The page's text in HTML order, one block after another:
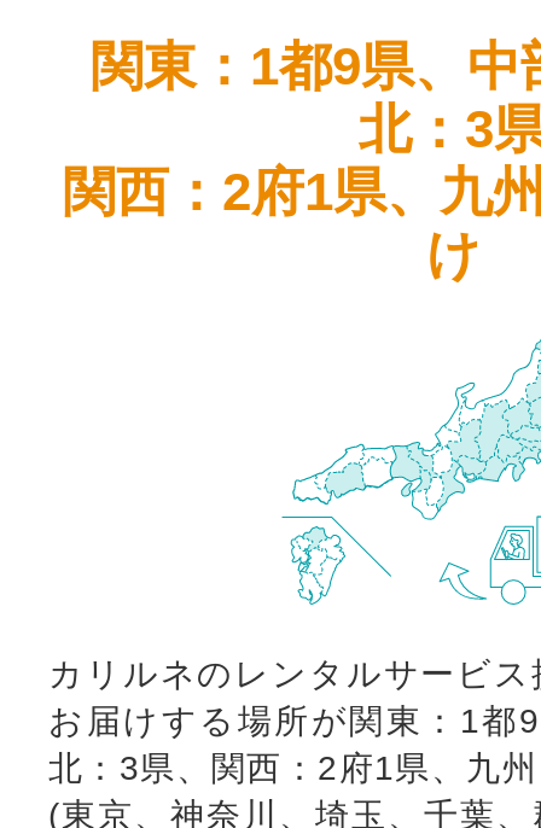
関東：1都9県、
北：3
関西：2府1県、九
け
カリルネのレンタルサービ
お届けする場所が関東：1都
北：3県、関西：2府1県、九
(東京、神奈川、埼玉、千葉